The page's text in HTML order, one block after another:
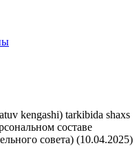
kengashi) tarkibida shaxs
составе
совета) (10.04.2025)